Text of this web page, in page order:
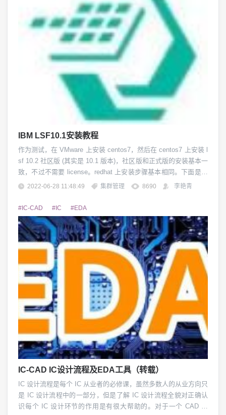
IBM LSF10.1安装教程
作为测试，在 VMware 上安装 centos7，然后在 centos7 上安装 l
sf 10.2 社区版 (其实是 10.1 版本)，社区版和正式版的安装基本一
致，不过不需要 license。redhat 上安装步骤基本相同。下面是具
体的安装步骤：机器设置1.1 设置 hostname 及 IP通过修改 /etc/h
2022-06-28 11:48:49 集群管理 8690 李艳青
#IC-CAD #IC #EDA
IC-CAD IC设计流程及EDA工具（转载）
IC 设计流程是每个 IC 从业者的必修课，虽然多数人的从业方向只
是 IC 设计流程中的一部分，但是了解 IC 设计流程全貌对正确认
识每个 IC 设计环节的作用是有很大帮助的。对于一个 CAD 来